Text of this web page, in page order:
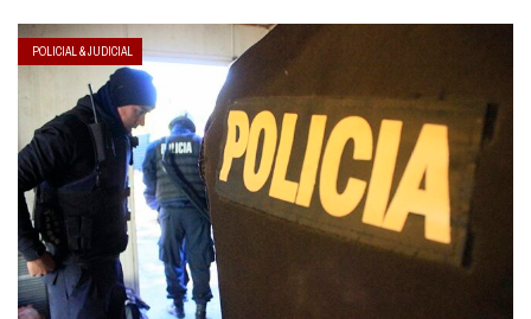
POLICIAL & JUDICIAL